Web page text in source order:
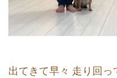
出てきて早々 走り回っ